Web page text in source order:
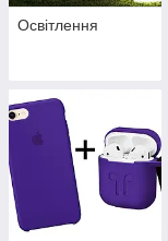
Освітлення